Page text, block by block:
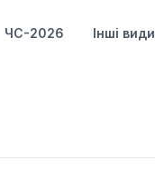
ЧС-2026 Інші види